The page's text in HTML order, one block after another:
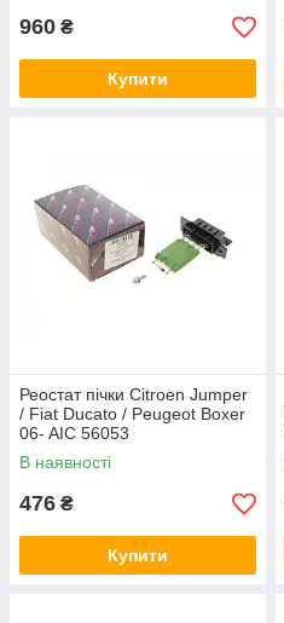
960 ₴
Купити
Реостат пічки Citroen Jumper
/ Fiat Ducato / Peugeot Boxer
06- AIC 56053
В наявності
476 ₴
Купити